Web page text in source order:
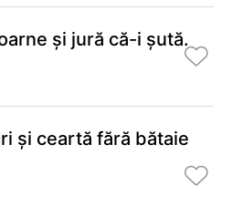
şi jură că-i şută.
şi ceartă fără bătaie